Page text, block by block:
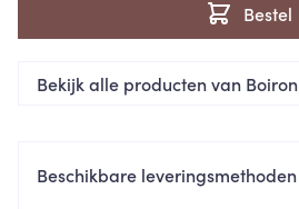
Bestel
Bekijk alle producten van Boiron
Beschikbare leveringsmethoden